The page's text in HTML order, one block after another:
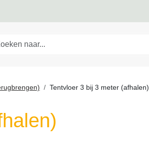
Tentvloer 3 bij 3 meter (afhalen)